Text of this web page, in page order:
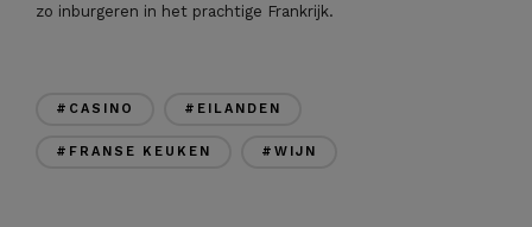
zo inburgeren in het prachtige Frankrijk.
#CASINO #EILANDEN
#FRANSE KEUKEN #WIJN